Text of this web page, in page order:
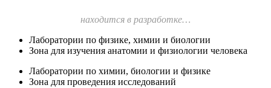
находится в разработке…
Лаборатории по физике, химии и биологии
Зона для изучения анатомии и физиологии человека
Лаборатории по химии, биологии и физике
Зона для проведения исследований